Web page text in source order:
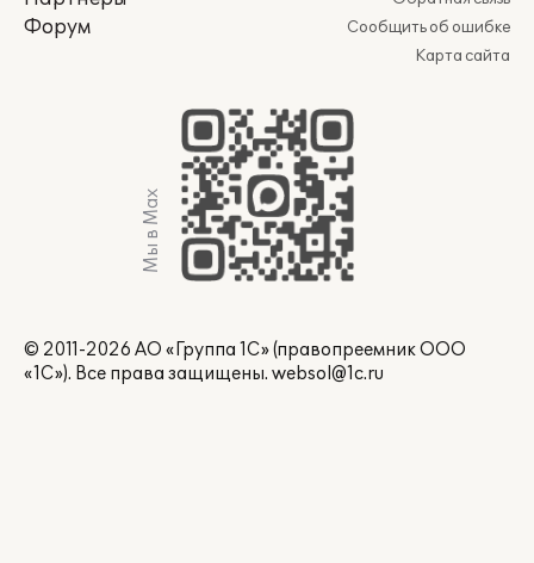
Форум
Сообщить об ошибке
Карта сайта
Мы в Max
© 2011-2026 АО «Группа 1С» (правопреемник ООО
«1С»). Все права защищены. websol@1c.ru